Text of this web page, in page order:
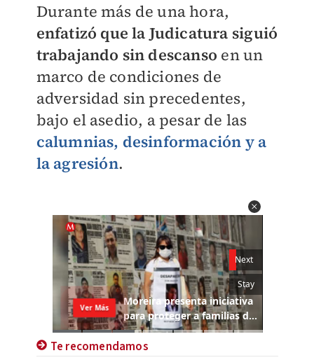
Durante más de una hora,
enfatizó que la Judicatura siguió
trabajando sin descanso en un
marco de condiciones de
adversidad sin precedentes,
bajo el asedio, a pesar de las
calumnias, desinformación y a
la agresión.
Te recomendamos